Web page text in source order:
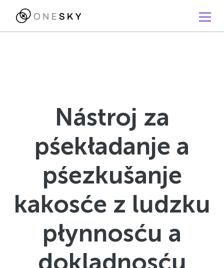
Nástroj za
pśekładanje a
pśezkušanje
kakosće z ludzku
płynnosću a